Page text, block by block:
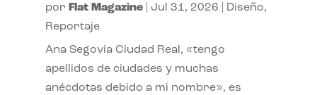
por Flat Magazine| Jul 31, 2026 Diseño,
Reportaje
Ana Segovia Ciudad Real, «tengo
apellidos de ciudades y muchas
anécdotas debido a mi nombre», es